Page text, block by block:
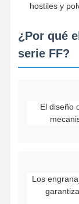
Motor de
Izar
Accesorios
hostiles y
¿Por qué
serie FF?
El diseño
Los